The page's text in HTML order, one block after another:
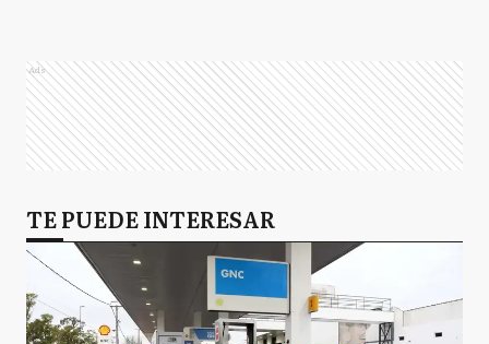
Ads
TE PUEDE INTERESAR